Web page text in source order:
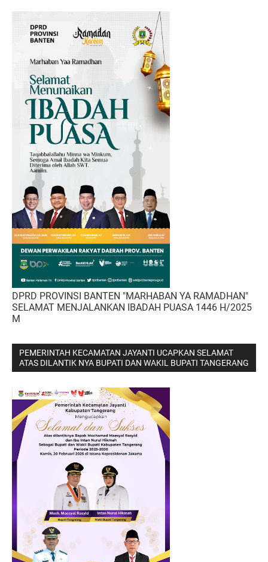
DPRD PROVINSI BANTEN "MARHABAN YA RAMADHAN"
SELAMAT MENJALANKAN IBADAH PUASA 1446 H/2025
M
PEMERINTAH KECAMATAN JAYANTI UCAPKAN SELAMAT
ATAS DILANTIK NYA BUPATI DAN WAKIL BUPATI TANGERANG